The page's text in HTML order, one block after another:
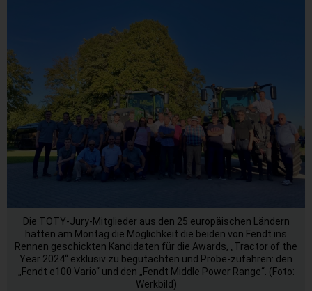
Die TOTY-Jury-Mitglieder aus den 25 europäischen Ländern
hatten am Montag die Möglichkeit die beiden von Fendt ins
Rennen geschickten Kandidaten für die Awards, „Tractor of the
Year 2024“ exklusiv zu begutachten und Probe-zufahren: den
„Fendt e100 Vario“ und den „Fendt Middle Power Range“. (Foto:
Werkbild)